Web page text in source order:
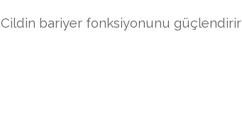
Cildin bariyer fonksiyonunu güçlendirir